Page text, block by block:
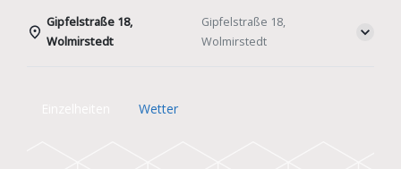
Gipfelstraße 18,
Wolmirstedt
Gipfelstraße 18,
Wolmirstedt
Wetter